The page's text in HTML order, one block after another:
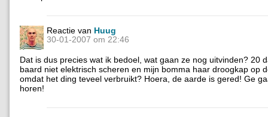
Reactie van Huug
30-01-2007 om 22:46
Dat is dus precies wat ik bedoel, wat gaan ze nog uitvinden? 20
baard niet elektrisch scheren en mijn bomma haar droogkap op
omdat het ding teveel verbruikt? Hoera, de aarde is gered! Ge
horen!